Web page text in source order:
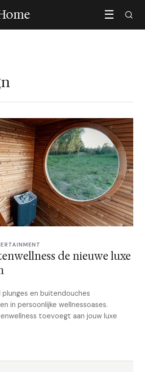
☰
de nieuwe luxe
plunges en buitendouches
in persoonlijke wellnessoases.
toevoegt aan jouw luxe